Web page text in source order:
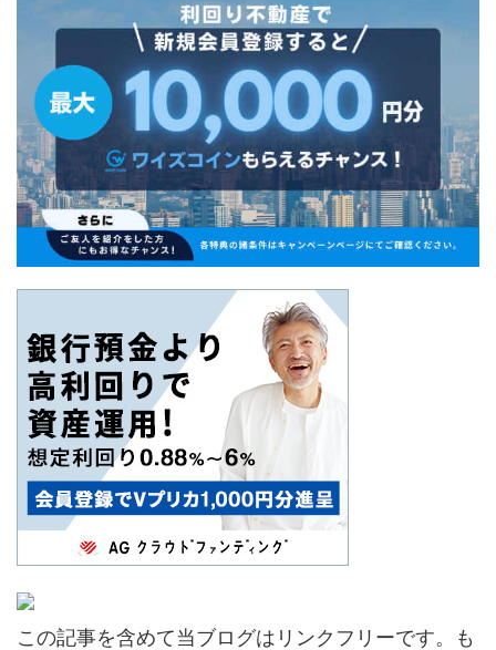
この記事を含めて当ブログはリンクフリーです。も